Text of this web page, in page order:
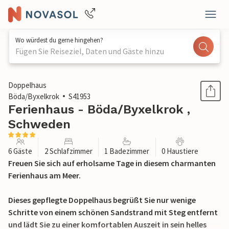
Wo würdest du gerne hingehen?
Fügen Sie Reiseziel, Daten und Gäste hinzu
1 / 13
Doppelhaus
Böda/Byxelkrok
S41953
Ferienhaus - Böda/Byxelkrok ,
Schweden
6 Gäste 2 Schlafzimmer 1 Badezimmer 0 Haustiere
Freuen Sie sich auf erholsame Tage in diesem charmanten
Ferienhaus am Meer.
Dieses gepflegte Doppelhaus begrüßt Sie nur wenige
Schritte von einem schönen Sandstrand mit Steg entfernt
und lädt Sie zu einer komfortablen Auszeit in sein helles